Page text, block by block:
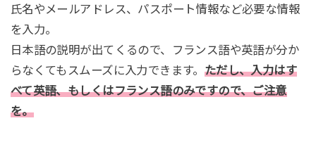
氏名やメールアドレス、パスポート情報など必要な情報
を入力。
日本語の説明が出てくるので、フランス語や英語が分か
らなくてもスムーズに入力できます。 ただし、入力はす
べて英語、もしくはフランス語のみですので、ご注意
を。